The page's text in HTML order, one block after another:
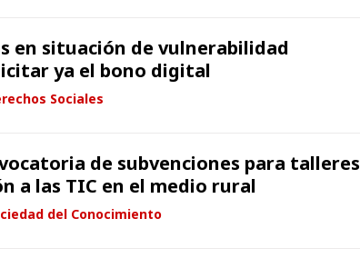
en situación de vulnerabilidad
ya el bono digital
Sociales
de subvenciones para talleres
a las TIC en el medio rural
del Conocimiento